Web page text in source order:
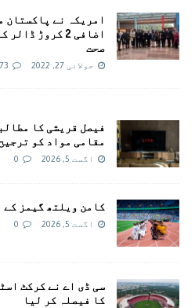
امريکہ نے پاکستان
اضافی 2 کروڑ
صحت
جولائی 27, 2022
فیصل قریشی کا
مقامی مواد کو
اگست 5, 2026 0
کامن ویلتھ گیمز کے
اگست 5, 2026 0
سی ڈی اے نے کرکٹ
کا فیصلہ کر لیا